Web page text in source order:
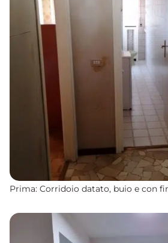
Prima: Corridoio datato, buio e con